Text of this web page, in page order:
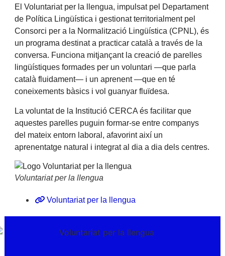
El Voluntariat per la llengua, impulsat pel Departament
de Política Lingüística i gestionat territorialment pel
Consorci per a la Normalització Lingüística (CPNL), és
un programa destinat a practicar català a través de la
conversa. Funciona mitjançant la creació de parelles
lingüístiques formades per un voluntari —que parla
català fluidament— i un aprenent —que en té
coneixements bàsics i vol guanyar fluïdesa.
La voluntat de la Institució CERCA és facilitar que
aquestes parelles puguin formar-se entre companys
del mateix entorn laboral, afavorint així un
aprenentatge natural i integrat al dia a dia dels centres.
Voluntariat per la llengua
Voluntariat per la llengua